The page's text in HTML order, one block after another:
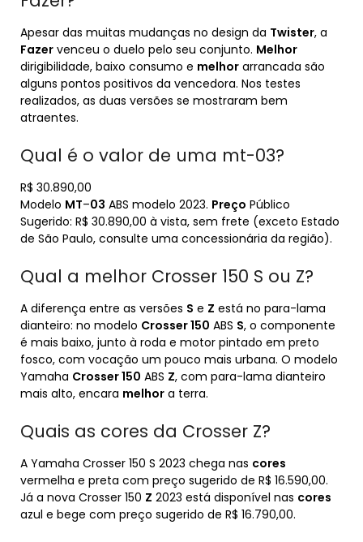
Apesar das muitas mudanças no design da Twister, a
Fazer venceu o duelo pelo seu conjunto. Melhor
dirigibilidade, baixo consumo e melhor arrancada são
alguns pontos positivos da vencedora. Nos testes
realizados, as duas versões se mostraram bem
atraentes.
Qual é o valor de uma mt-03?
R$ 30.890,00
Modelo MT–03 ABS modelo 2023. Preço Público
Sugerido: R$ 30.890,00 à vista, sem frete (exceto Estado
de São Paulo, consulte uma concessionária da região).
Qual a melhor Crosser 150 S ou Z?
A diferença entre as versões S e Z está no para-lama
dianteiro: no modelo Crosser 150 ABS S, o componente
é mais baixo, junto à roda e motor pintado em preto
fosco, com vocação um pouco mais urbana. O modelo
Yamaha Crosser 150 ABS Z, com para-lama dianteiro
mais alto, encara melhor a terra.
Quais as cores da Crosser Z?
A Yamaha Crosser 150 S 2023 chega nas cores
vermelha e preta com preço sugerido de R$ 16.590,00.
Já a nova Crosser 150 Z 2023 está disponível nas cores
azul e bege com preço sugerido de R$ 16.790,00.